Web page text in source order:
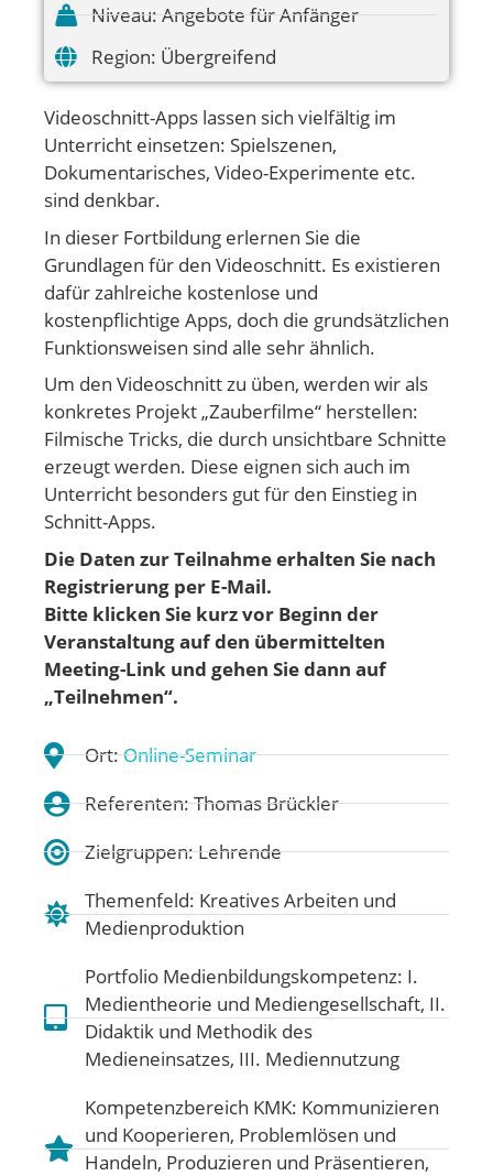
Niveau: Angebote für Anfänger
Region: Übergreifend
Videoschnitt-Apps lassen sich vielfältig im
Unterricht einsetzen: Spielszenen,
Dokumentarisches, Video-Experimente etc.
sind denkbar.
In dieser Fortbildung erlernen Sie die
Grundlagen für den Videoschnitt. Es existieren
dafür zahlreiche kostenlose und
kostenpflichtige Apps, doch die grundsätzlichen
Funktionsweisen sind alle sehr ähnlich.
Um den Videoschnitt zu üben, werden wir als
konkretes Projekt „Zauberfilme“ herstellen:
Filmische Tricks, die durch unsichtbare Schnitte
erzeugt werden. Diese eignen sich auch im
Unterricht besonders gut für den Einstieg in
Schnitt-Apps.
Die Daten zur Teilnahme erhalten Sie nach
Registrierung per E-Mail.
Bitte klicken Sie kurz vor Beginn der
Veranstaltung auf den übermittelten
Meeting-Link und gehen Sie dann auf
„Teilnehmen“.
Ort:Online-Seminar
Referenten: Thomas Brückler
Zielgruppen: Lehrende
Themenfeld: Kreatives Arbeiten und
Medienproduktion
Portfolio Medienbildungskompetenz: I.
Medientheorie und Mediengesellschaft, II.
Didaktik und Methodik des
Medieneinsatzes, III. Mediennutzung
Kompetenzbereich KMK: Kommunizieren
und Kooperieren, Problemlösen und
Handeln, Produzieren und Präsentieren,